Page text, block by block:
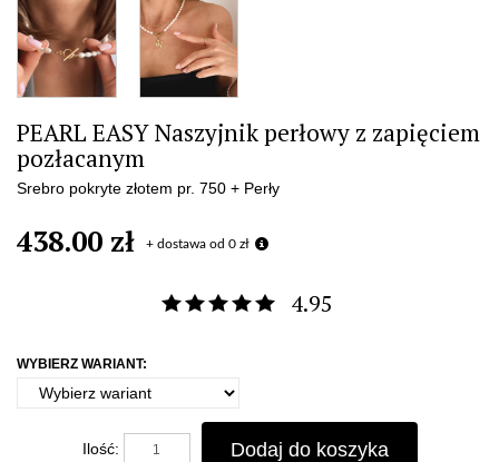
PEARL EASY Naszyjnik perłowy z zapięciem
pozłacanym
Srebro pokryte złotem pr. 750 + Perły
438.00 zł + dostawa od 0 zł
4.95
WYBIERZ WARIANT:
Ilość: Dodaj do koszyka